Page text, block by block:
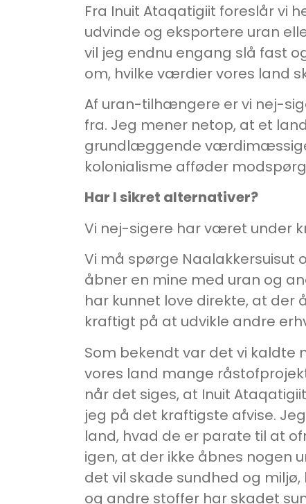
Fra Inuit Ataqatigiit foreslår vi
udvinde og eksportere uran
vil jeg endnu engang slå fast
om, hvilke værdier vores land
Af uran-tilhængere er vi nej-
fra. Jeg mener netop, at et
grundlæggende
kolonialisme afføder
Har I sikret alternativer?
Vi nej-sigere har været under
Vi må spørge Naalakkersuisut
åbner en mine med uran og
har kunnet love direkte, at der
kraftigt på at udvikle andre
Som bekendt var det vi kaldte
vores land mange
når det siges, at Inuit
jeg på det kraftigste afvise.
land, hvad de er parate til at
igen, at der ikke åbnes nogen
det vil skade sundhed og
og andre stoffer har skadet